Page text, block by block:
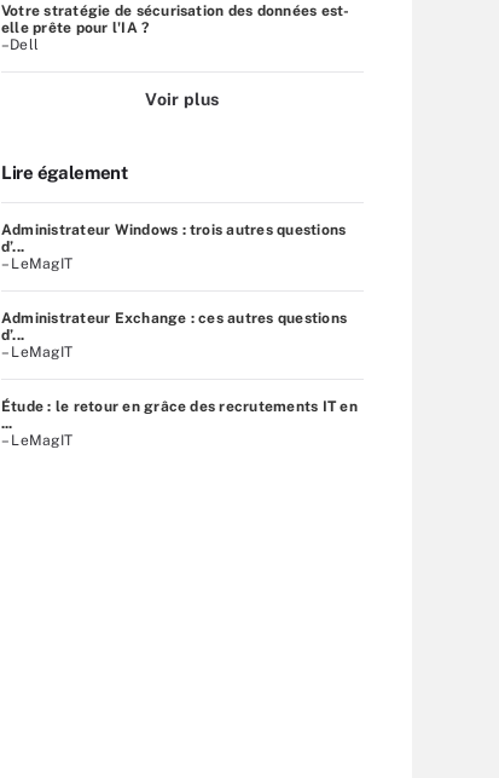
Votre stratégie de sécurisation des données est-
elle prête pour l'IA ?
–Dell
Voir plus
Lire également
Administrateur Windows : trois autres questions
d’...
– LeMagIT
Administrateur Exchange : ces autres questions
d’...
– LeMagIT
Étude : le retour en grâce des recrutements IT en
...
– LeMagIT